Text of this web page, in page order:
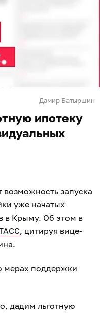
Дамир Батыршин
ипотеку
возможность запуска
уже начатых
в Крыму. Об этом в
, цитируя вице-
мерах поддержки
дадим льготную